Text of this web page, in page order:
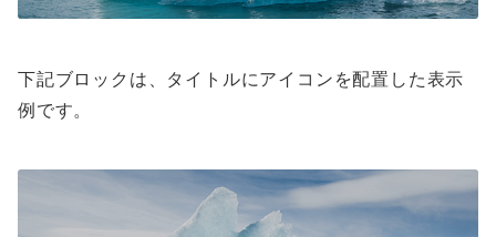
下記ブロックは、タイトルにアイコンを配置した表示
例です。